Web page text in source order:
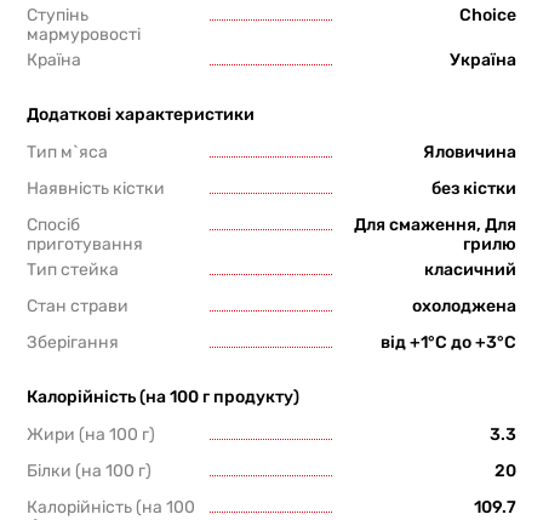
Ступінь
мармуровості
Choice
Країна Україна
Додаткові характеристики
Тип м`яса
Яловичина
Наявність кістки
без кістки
Спосіб
приготування
Для смаження, Для
грилю
Тип стейка
класичний
Стан страви
охолоджена
Зберігання
від +1°С до +3°С
Калорійність (на 100 г продукту)
Жири (на 100 г)
3.3
Білки (на 100 г)
20
Калорійність (на 100
109.7